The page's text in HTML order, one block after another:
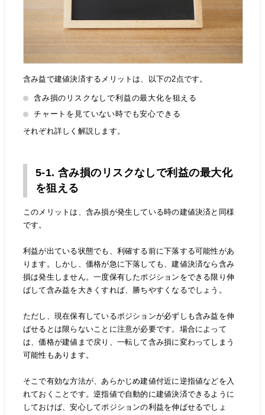
含み益で建値決済するメリットは、以下の2点です。
含み損のリスクなしで利益の最大化を狙える
チャートを見ていない時でも安心できる
それぞれ詳しく解説します。
5-1. 含み損のリスクなしで利益の最大化
を狙える
このメリットは、含み損が発生している時の建値決済と同様
です。
利益が出ている状態でも、利確する前に下落する可能性があ
ります。しかし、価格が急に下落しても、建値決済なら含み
損は発生しません。一度保有したポジションをできる限り伸
ばして含み益を大きくすれば、勝ちやすくなるでしょう。
ただし、現在保有しているポジションが必ずしも含み益を伸
ばせるとは限らないことに注意が必要です。場合によって
は、価格が建値まで戻り、一転して含み損に変わってしまう
可能性もあります。
そこで有効な方法が、あらかじめ建値付近に逆指値などを入
れておくことです。逆指値で自動的に建値決済できるように
しておけば、安心してポジションの利益を伸ばせるでしょ